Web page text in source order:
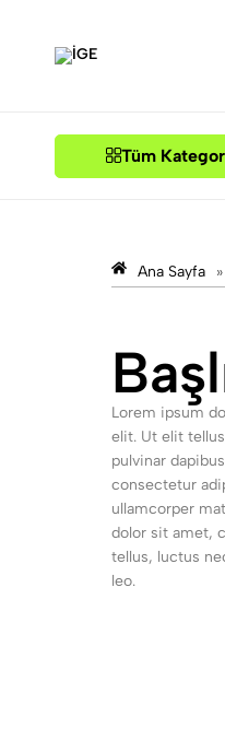
Tüm
Ana Sayfa »
Lorem ipsum
elit. Ut elit
pulvinar
consectetur
ullamcorper
dolor sit amet,
tellus, luctus
leo.